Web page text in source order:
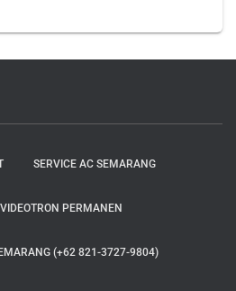
SERVICE AC SEMARANG
VIDEOTRON PERMANEN
(+62 821-3727-9804)